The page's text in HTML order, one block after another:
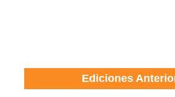
Ediciones